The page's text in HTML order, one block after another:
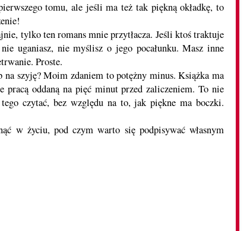
tomu, ale jeśli ma też tak piękną okładkę, to
tylko ten romans mnie przytłacza. Jeśli ktoś traktuje
uganiasz, nie myślisz o jego pocałunku. Masz inne
Proste.
na szyję? Moim zdaniem to potężny minus. Książka ma
pracą oddaną na pięć minut przed zaliczeniem. To nie
czytać, bez względu na to, jak piękne ma boczki.
w życiu, pod czym warto się podpisywać własnym